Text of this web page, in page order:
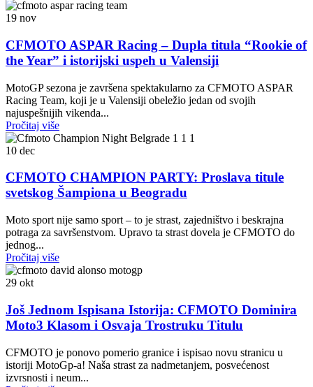
19 nov
CFMOTO ASPAR Racing – Dupla titula “Rookie of
the Year” i istorijski uspeh u Valensiji
MotoGP sezona je završena spektakularno za CFMOTO ASPAR
Racing Team, koji je u Valensiji obeležio jedan od svojih
najuspešnijih vikenda...
Pročitaj više
10 dec
CFMOTO CHAMPION PARTY: Proslava titule
svetskog Šampiona u Beogradu
Moto sport nije samo sport – to je strast, zajedništvo i beskrajna
potraga za savršenstvom. Upravo ta strast dovela je CFMOTO do
jednog...
Pročitaj više
29 okt
Još Jednom Ispisana Istorija: CFMOTO Dominira
Moto3 Klasom i Osvaja Trostruku Titulu
CFMOTO je ponovo pomerio granice i ispisao novu stranicu u
istoriji MotoGp-a! Naša strast za nadmetanjem, posvećenost
izvrsnosti i neum...